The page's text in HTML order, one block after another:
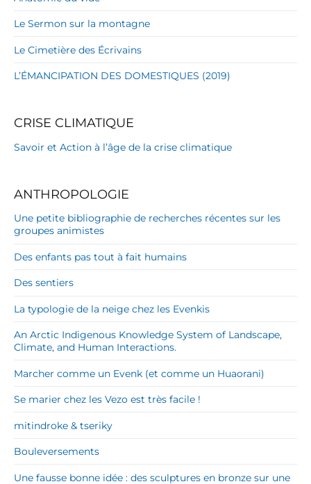
Le Sermon sur la montagne
Le Cimetière des Écrivains
L’ÉMANCIPATION DES DOMESTIQUES (2019)
CRISE CLIMATIQUE
Savoir et Action à l’âge de la crise climatique
ANTHROPOLOGIE
Une petite bibliographie de recherches récentes sur les
groupes animistes
Des enfants pas tout à fait humains
Des sentiers
La typologie de la neige chez les Evenkis
An Arctic Indigenous Knowledge System of Landscape,
Climate, and Human Interactions.
Marcher comme un Evenk (et comme un Huaorani)
Se marier chez les Vezo est très facile !
mitindroke & tseriky
Bouleversements
Une fausse bonne idée : des sculptures en bronze sur une